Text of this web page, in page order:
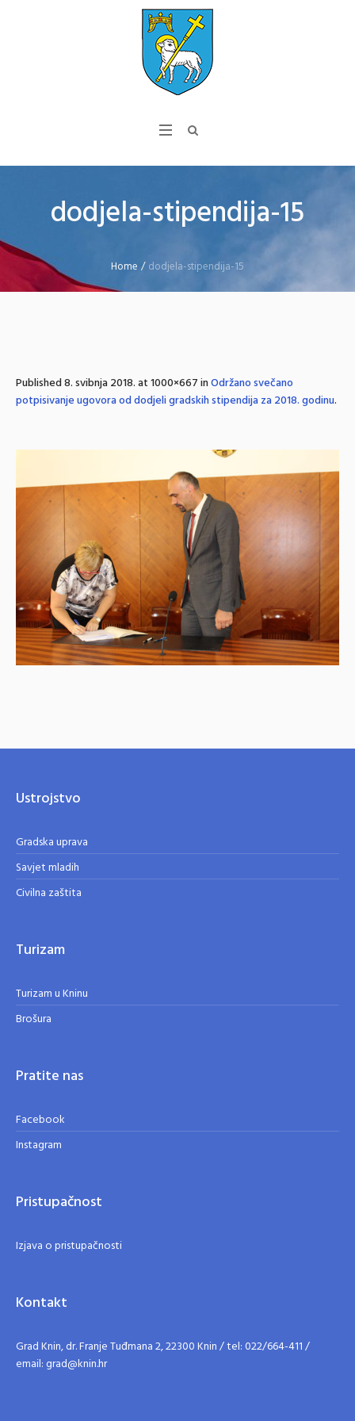
dodjela-stipendija-15
Home /dodjela-stipendija-15
Published8. svibnja 2018.at 1000×667 inOdržano svečano
potpisivanje ugovora od dodjeli gradskih stipendija za 2018. godinu.
Ustrojstvo
Gradska uprava
Savjet mladih
Civilna zaštita
Turizam
Turizam u Kninu
Brošura
Pratite nas
Facebook
Instagram
Pristupačnost
Izjava o pristupačnosti
Kontakt
Grad Knin, dr. Franje Tuđmana 2, 22300 Knin / tel: 022/664-411 /
email: grad@knin.hr